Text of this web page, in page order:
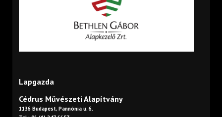
Lapgazda
Cédrus Művészeti Alapítvány
1136 Budapest, Pannónia u. 6.